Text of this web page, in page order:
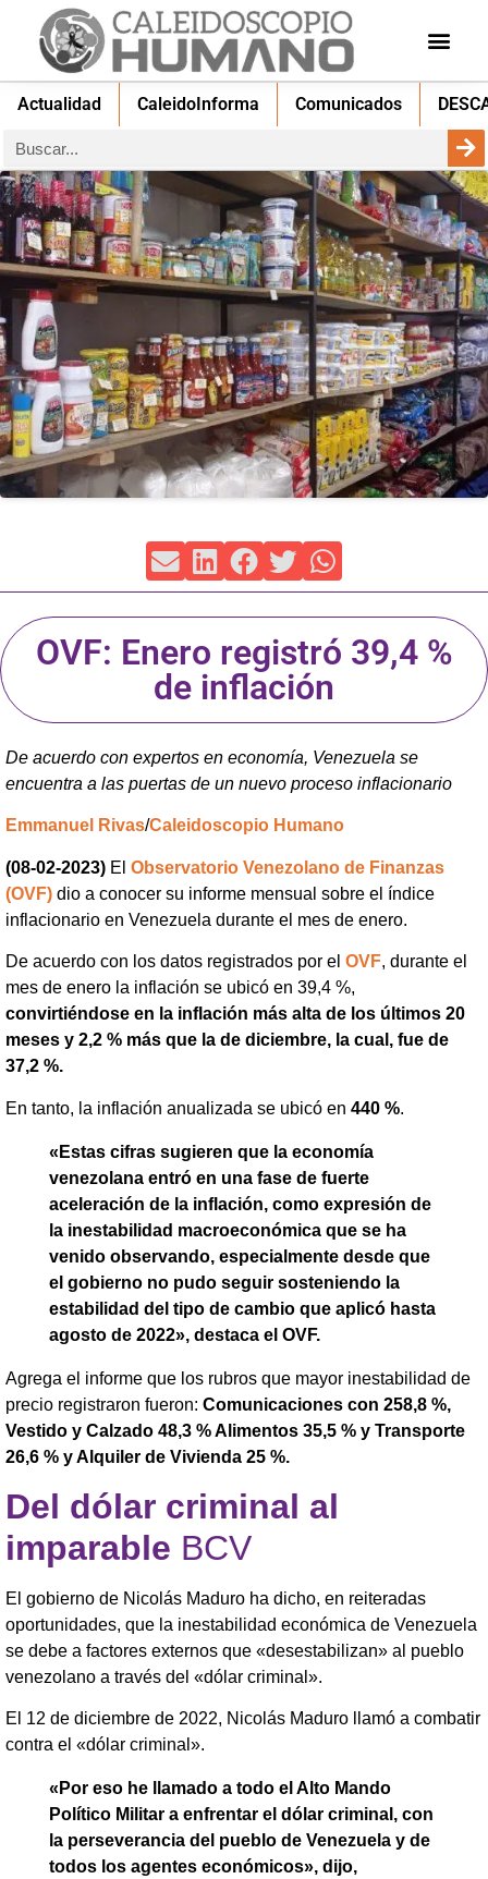
Actualidad CaleidoInforma Comunicados
OVF: Enero registró 39,4 %
de inflación
De acuerdo con expertos en economía, Venezuela se
encuentra a las puertas de un nuevo proceso inflacionario
Emmanuel Rivas/Caleidoscopio Humano
(08-02-2023) El Observatorio Venezolano de Finanzas
(OVF) dio a conocer su informe mensual sobre el índice
inflacionario en Venezuela durante el mes de enero.
De acuerdo con los datos registrados por el OVF, durante el
mes de enero la inflación se ubicó en 39,4 %,
convirtiéndose en la inflación más alta de los últimos 20
meses y 2,2 % más que la de diciembre, la cual, fue de
37,2 %.
En tanto, la inflación anualizada se ubicó en 440 %.
«Estas cifras sugieren que la economía
venezolana entró en una fase de fuerte
aceleración de la inflación, como expresión de
la inestabilidad macroeconómica que se ha
venido observando, especialmente desde que
el gobierno no pudo seguir sosteniendo la
estabilidad del tipo de cambio que aplicó hasta
agosto de 2022», destaca el OVF.
Agrega el informe que los rubros que mayor inestabilidad de
precio registraron fueron: Comunicaciones con 258,8 %,
Vestido y Calzado 48,3 % Alimentos 35,5 % y Transporte
26,6 % y Alquiler de Vivienda 25 %.
Del dólar criminal al
imparable BCV
El gobierno de Nicolás Maduro ha dicho, en reiteradas
oportunidades, que la inestabilidad económica de Venezuela
se debe a factores externos que «desestabilizan» al pueblo
venezolano a través del «dólar criminal».
El 12 de diciembre de 2022, Nicolás Maduro llamó a combatir
contra el «dólar criminal».
«Por eso he llamado a todo el Alto Mando
Político Militar a enfrentar el dólar criminal, con
la perseverancia del pueblo de Venezuela y de
todos los agentes económicos», dijo,